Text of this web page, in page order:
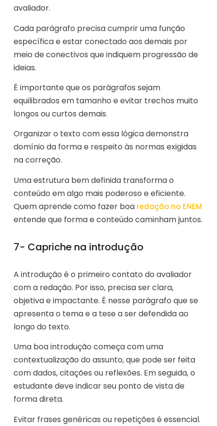
avaliador.
Cada parágrafo precisa cumprir uma função
específica e estar conectado aos demais por
meio de conectivos que indiquem progressão de
ideias.
É importante que os parágrafos sejam
equilibrados em tamanho e evitar trechos muito
longos ou curtos demais.
Organizar o texto com essa lógica demonstra
domínio da forma e respeito às normas exigidas
na correção.
Uma estrutura bem definida transforma o
conteúdo em algo mais poderoso e eficiente.
Quem aprende como fazer boa redação no ENEM
entende que forma e conteúdo caminham juntos.
7- Capriche na introdução
A introdução é o primeiro contato do avaliador
com a redação. Por isso, precisa ser clara,
objetiva e impactante. É nesse parágrafo que se
apresenta o tema e a tese a ser defendida ao
longo do texto.
Uma boa introdução começa com uma
contextualização do assunto, que pode ser feita
com dados, citações ou reflexões. Em seguida, o
estudante deve indicar seu ponto de vista de
forma direta.
Evitar frases genéricas ou repetições é essencial.